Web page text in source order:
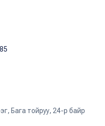
Бага тойруу, 24-р байр